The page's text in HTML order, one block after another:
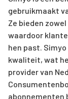
gebruikmaakt
Ze bieden
waardoor
hen past.
kwaliteit, wat
provider van
abonnementen